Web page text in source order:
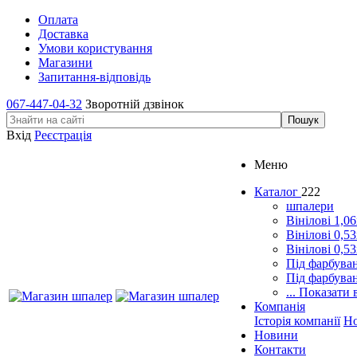
Оплата
Доставка
Умови користування
Магазини
Запитання-відповідь
067-447-04-32 Зворотній дзвінок
Вхід Реєстрація
Меню
Каталог 222
шпалери
Вінілові
Вінілові
Вінілові
Під
Під
... Показати
Компанія
Історія компанії
Новини
Контакти